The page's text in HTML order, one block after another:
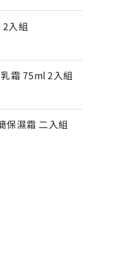
入組
霜 75ml 2入組
保濕霜 二入組